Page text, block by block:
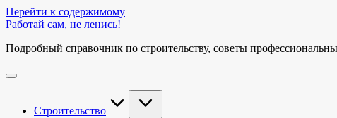
Перейти к содержимому
Работай сам, не ленись!
Подробный справочник по строительству, советы
Строительство